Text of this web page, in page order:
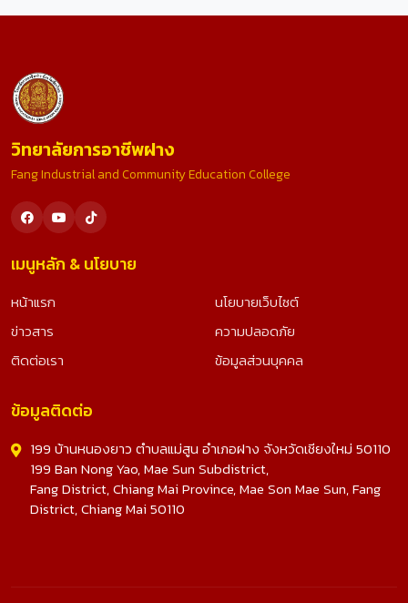
วิทยาลัยการอาชีพฝาง
Fang Industrial and Community Education College
เมนูหลัก & นโยบาย
หน้าแรก
ข่าวสาร
ติดต่อเรา
นโยบายเว็บไซต์
ความปลอดภัย
ข้อมูลส่วนบุคคล
ข้อมูลติดต่อ
199 บ้านหนองยาว ตำบลแม่สูน อำเภอฝาง จังหวัดเชียงใหม่ 50110
199 Ban Nong Yao, Mae Sun Subdistrict,
Fang District, Chiang Mai Province, Mae Son Mae Sun, Fang
District, Chiang Mai 50110